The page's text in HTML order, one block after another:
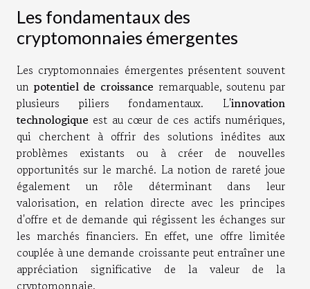
Les fondamentaux des
cryptomonnaies émergentes
Les cryptomonnaies émergentes présentent souvent
un potentiel de croissance remarquable, soutenu par
plusieurs piliers fondamentaux. L'innovation
technologique est au cœur de ces actifs numériques,
qui cherchent à offrir des solutions inédites aux
problèmes existants ou à créer de nouvelles
opportunités sur le marché. La notion de rareté joue
également un rôle déterminant dans leur
valorisation, en relation directe avec les principes
d'offre et de demande qui régissent les échanges sur
les marchés financiers. En effet, une offre limitée
couplée à une demande croissante peut entraîner une
appréciation significative de la valeur de la
cryptomonnaie.